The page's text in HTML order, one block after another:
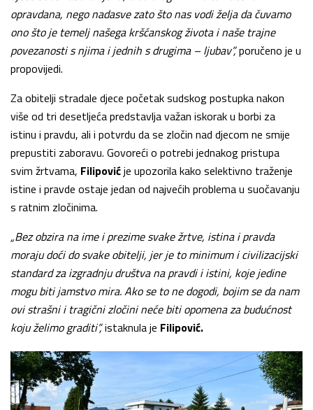
opravdana, nego nadasve zato što nas vodi želja da čuvamo
ono što je temelj našega kršćanskog života i naše trajne
povezanosti s njima i jednih s drugima – ljubav”,poručeno je u
propovijedi.
Za obitelji stradale djece početak sudskog postupka nakon
više od tri desetljeća predstavlja važan iskorak u borbi za
istinu i pravdu, ali i potvrdu da se zločin nad djecom ne smije
prepustiti zaboravu. Govoreći o potrebi jednakog pristupa
svim žrtvama, Filipovićje upozorila kako selektivno traženje
istine i pravde ostaje jedan od najvećih problema u suočavanju
s ratnim zločinima.
„Bez obzira na ime i prezime svake žrtve, istina i pravda
moraju doći do svake obitelji, jer je to minimum i civilizacijski
standard za izgradnju društva na pravdi i istini, koje jedine
mogu biti jamstvo mira. Ako se to ne dogodi, bojim se da nam
ovi strašni i tragični zločini neće biti opomena za budućnost
koju želimo graditi”,istaknula je Filipović.